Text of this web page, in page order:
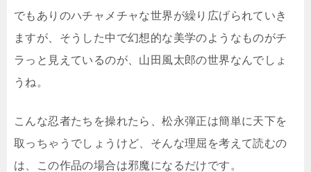
でもありのハチャメチャな世界が繰り広げられていき
ますが、そうした中で幻想的な美学のようなものがチ
ラっと見えているのが、山田風太郎の世界なんでしょ
うね。
こんな忍者たちを操れたら、松永弾正は簡単に天下を
取っちゃうでしょうけど、そんな理屈を考えて読むの
は、この作品の場合は邪魔になるだけです。